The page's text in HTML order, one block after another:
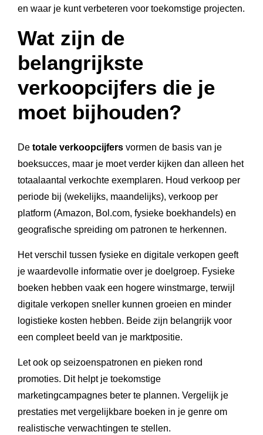
en waar je kunt verbeteren voor toekomstige projecten.
Wat zijn de
belangrijkste
verkoopcijfers die je
moet bijhouden?
De totale verkoopcijfers vormen de basis van je
boeksucces, maar je moet verder kijken dan alleen het
totaalaantal verkochte exemplaren. Houd verkoop per
periode bij (wekelijks, maandelijks), verkoop per
platform (Amazon, Bol.com, fysieke boekhandels) en
geografische spreiding om patronen te herkennen.
Het verschil tussen fysieke en digitale verkopen geeft
je waardevolle informatie over je doelgroep. Fysieke
boeken hebben vaak een hogere winstmarge, terwijl
digitale verkopen sneller kunnen groeien en minder
logistieke kosten hebben. Beide zijn belangrijk voor
een compleet beeld van je marktpositie.
Let ook op seizoenspatronen en pieken rond
promoties. Dit helpt je toekomstige
marketingcampagnes beter te plannen. Vergelijk je
prestaties met vergelijkbare boeken in je genre om
realistische verwachtingen te stellen.